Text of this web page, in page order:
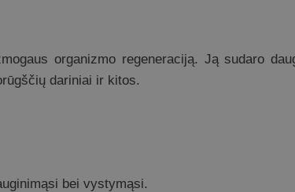
organizmo regeneraciją. Ją sudaro
dariniai ir kitos.
bei vystymąsi.